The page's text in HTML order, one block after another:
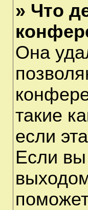
» Что
Она
такие
если
Если